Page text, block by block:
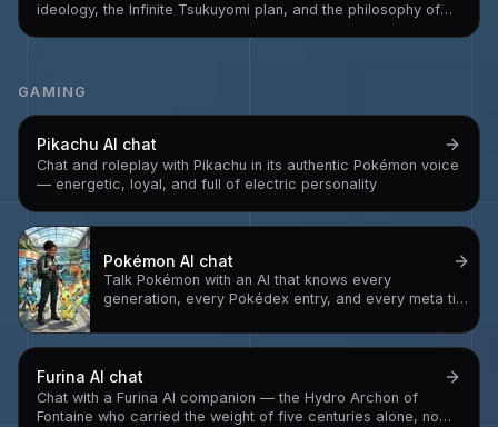
ideology, the Infinite Tsukuyomi plan, and the philosophy of
GAMING
Pikachu AI chat
Chat and roleplay with Pikachu in its authentic Pokémon voice
— energetic, loyal, and full of electric personality
Pokémon AI chat
Talk Pokémon with an AI that knows every
generation, every Pokédex entry, and every meta tier
lore, and adventure
Furina AI chat
Chat with a Furina AI companion — the Hydro Archon of
Fontaine who carried the weight of five centuries alone, now